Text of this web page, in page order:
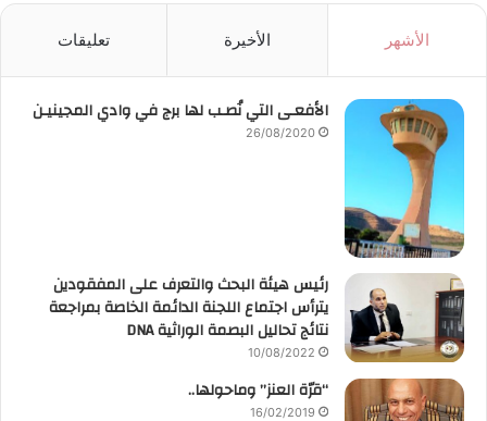
الأشهر الأخيرة تعليقات
الأفعـى التي نُصـب لها برج في وادي المجينيـن
26/08/2020
رئيس هيئة البحث والتعرف على المفقودين
يترأس اجتماع اللجنة الدائمة الخاصة بمراجعة
نتائج تحاليل البصمة الوراثية DNA
10/08/2022
“قرّة العنز” وماحولها..
16/02/2019